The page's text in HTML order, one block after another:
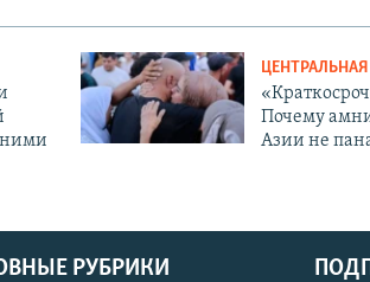
ними
Почему
Азии не
РУБРИКИ